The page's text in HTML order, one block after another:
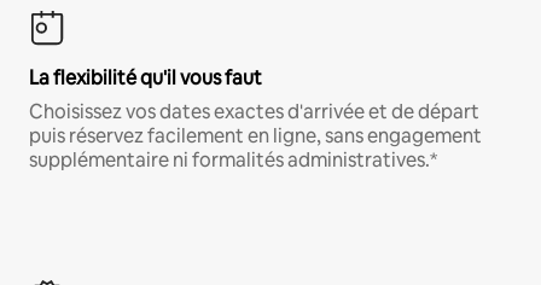
La flexibilité qu'il vous faut
Choisissez vos dates exactes d'arrivée et de départ
puis réservez facilement en ligne, sans engagement
supplémentaire ni formalités administratives.*